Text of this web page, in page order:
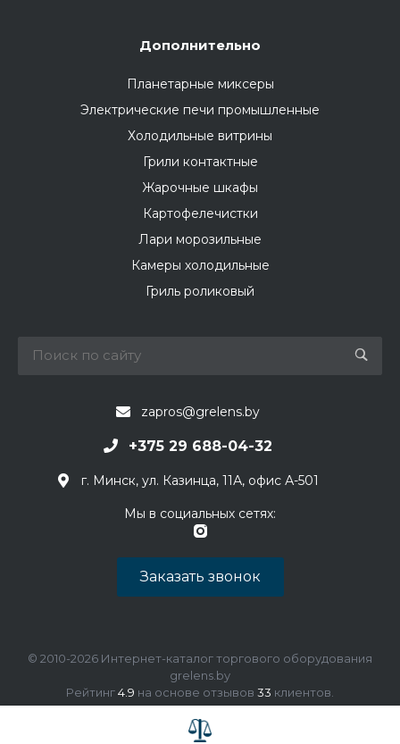
Дополнительно
Планетарные миксеры
Электрические печи промышленные
Холодильные витрины
Грили контактные
Жарочные шкафы
Картофелечистки
Лари морозильные
Камеры холодильные
Гриль роликовый
zapros@grelens.by
+375 29 688-04-32
г. Минск, ул. Казинца, 11А, офис А-501
Мы в социальных сетях:
Заказать звонок
© 2010-2026 Интернет-каталог торгового оборудования
grelens.by
Рейтинг4.9 на основе отзывов 33 клиентов.